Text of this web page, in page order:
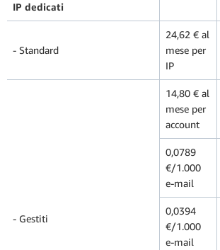
IP dedicati
- Standard
24,62 € al
mese per
IP
- Gestiti
14,80 € al
mese per
account
0,0789
€/1.000
e-mail
0,0394
€/1.000
e-mail